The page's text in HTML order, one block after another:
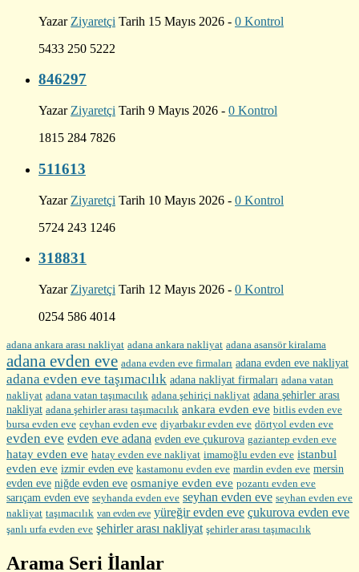
Yazar Ziyaretçi Tarih 15 Mayıs 2026 - 0 Kontrol
5433 250 5222
846297
Yazar Ziyaretçi Tarih 9 Mayıs 2026 - 0 Kontrol
1815 284 7826
511613
Yazar Ziyaretçi Tarih 10 Mayıs 2026 - 0 Kontrol
5724 243 1246
318831
Yazar Ziyaretçi Tarih 12 Mayıs 2026 - 0 Kontrol
0254 586 4014
adana ankara arası nakliyat adana ankara nakliyat adana asansör kiralama
adana evden eve adana evden eve firmaları adana evden eve nakliyat
adana evden eve taşımacılık adana nakliyat firmaları adana vatan
nakliyat adana vatan taşımacılık adana şehiriçi nakliyat adana şehirler arası
nakliyat adana şehirler arası taşımacılık ankara evden eve bitlis evden eve
bursa evden eve ceyhan evden eve diyarbakır evden eve dörtyol evden eve
evden eve evden eve adana evden eve çukurova gaziantep evden eve
hatay evden eve hatay evden eve nakliyat imamoğlu evden eve istanbul
evden eve izmir evden eve kastamonu evden eve mardin evden eve mersin
evden eve niğde evden eve osmaniye evden eve pozantı evden eve
sarıçam evden eve seyhanda evden eve seyhan evden eve seyhan evden eve
nakliyat taşımacılık van evden eve yüreğir evden eve çukurova evden eve
şanlı urfa evden eve şehirler arası nakliyat şehirler arası taşımacılık
Arama Seri İlanlar